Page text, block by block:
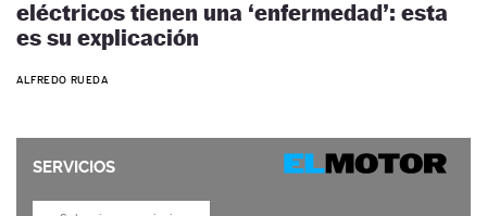
eléctricos tienen una ‘enfermedad’: esta
es su explicación
ALFREDO RUEDA